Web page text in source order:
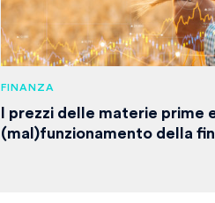
FINANZA
I prezzi delle materie prime
(mal)funzionamento della